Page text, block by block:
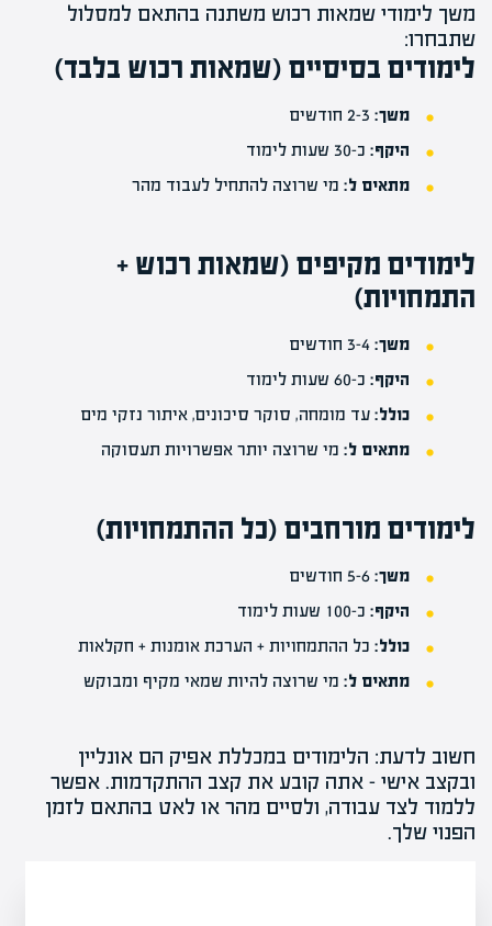
משך לימודי שמאות רכוש משתנה בהתאם למסלול
שתבחרו:
לימודים בסיסיים (שמאות רכוש בלבד)
משך:
היקף: כ-30 שעות לימוד
מתאים ל: מי שרוצה להתחיל לעבוד מהר
לימודים מקיפים (שמאות רכוש +
התמחויות)
משך:
היקף: כ-60 שעות לימוד
כולל: עד מומחה, סוקר סיכונים, איתור נזקי מים
מתאים ל: מי שרוצה יותר אפשרויות תעסוקה
לימודים מורחבים (כל ההתמחויות)
משך:
היקף: כ-100 שעות לימוד
כולל: כל ההתמחויות + הערכת אומנות + חקלאות
מתאים ל: מי שרוצה להיות שמאי מקיף ומבוקש
חשוב לדעת: הלימודים במכללת אפיק הם אונליין
ובקצב אישי – אתה קובע את קצב ההתקדמות. אפשר
ללמוד לצד עבודה, ולסיים מהר או לאט בהתאם לזמן
הפנוי שלך.